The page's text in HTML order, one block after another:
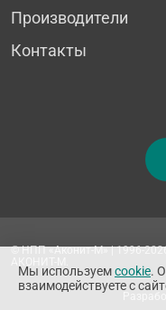
Производители
Контакты
© НПП «Аконит-М» | 1996-
Мы используемcookie.
взаимодействуете с